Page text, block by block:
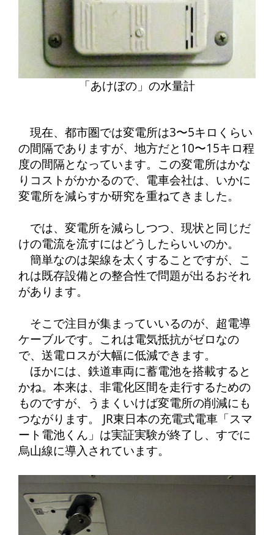
「あけぼの」の水量計
現在、都市圏では変電所は3〜5キロくらい
の間隔でありますが、地方だと10〜15キロ程
度の間隔となっています。この変電所はかな
りコストがかかるので、電車会社は、いかに
変電所を減らすか研究を重ねてきました。
では、変電所を減らしつつ、現状と同じだ
けの電流を流すにはどうしたらいいのか。
簡単なのは架線を太くすることですが、こ
れは既存設備との整合性で問題が出るおそれ
があります。
そこで注目が集まっていいるのが、超電導
ケーブルです。これは電気抵抗がゼロなの
で、送電ロスが大幅に低減できます。
ほかには、鉄道車両に蓄電池を搭載すると
かね。本来は、非電化区間を走行するための
ものですが、うまくいけば変電所の削減にも
つながります。 JR東日本の充電式電車「スマ
ート電池くん」は実証実験が終了し、すでに
烏山線に導入されています。